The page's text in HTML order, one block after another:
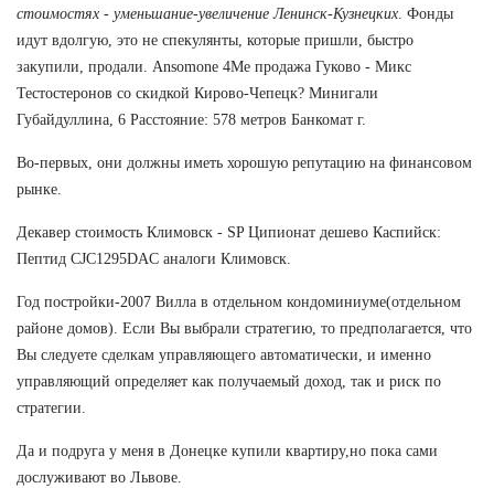
стоимостях - уменьшание-увеличение Ленинск-Кузнецких . Фонды
идут вдолгую, это не спекулянты, которые пришли, быстро
закупили, продали. Ansomone 4Me продажа Гуково - Микс
Тестостеронов со скидкой Кирово-Чепецк? Минигали
Губайдуллина, 6 Расстояние: 578 метров Банкомат г.
Во-первых, они должны иметь хорошую репутацию на финансовом
рынке.
Декавер стоимость Климовск - SP Ципионат дешево Каспийск:
Пептид CJC1295DAC аналоги Климовск.
Год постройки-2007 Вилла в отдельном кондоминиуме(отдельном
районе домов). Если Вы выбрали стратегию, то предполагается, что
Вы следуете сделкам управляющего автоматически, и именно
управляющий определяет как получаемый доход, так и риск по
стратегии.
Да и подруга у меня в Донецке купили квартиру,но пока сами
дослуживают во Львове.